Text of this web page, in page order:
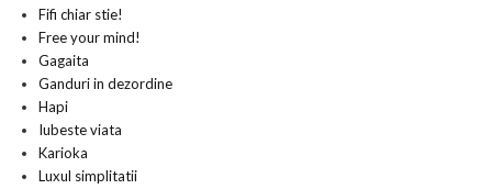
Fifi chiar stie!
Free your mind!
Gagaita
Ganduri in dezordine
Hapi
Iubeste viata
Karioka
Luxul simplitatii